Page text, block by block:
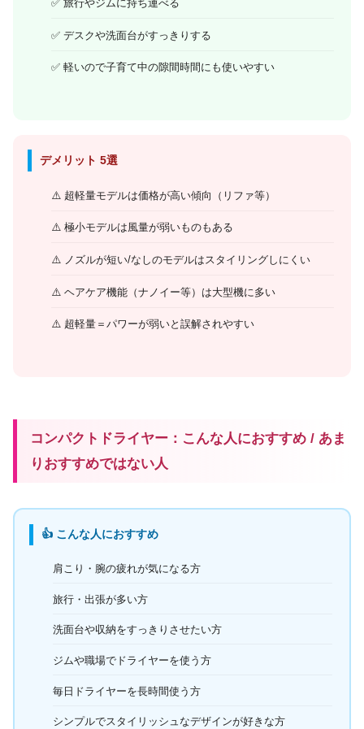
旅行やジムに持ち運べる
デスクや洗面台がすっきりする
軽いので子育て中の隙間時間にも使いやすい
デメリット 5選
超軽量モデルは価格が高い傾向（リファ等）
極小モデルは風量が弱いものもある
ノズルが短い/なしのモデルはスタイリングしにくい
ヘアケア機能（ナノイー等）は大型機に多い
超軽量＝パワーが弱いと誤解されやすい
コンパクトドライヤー：こんな人におすすめ / あま
りおすすめではない人
👍 こんな人におすすめ
肩こり・腕の疲れが気になる方
旅行・出張が多い方
洗面台や収納をすっきりさせたい方
ジムや職場でドライヤーを使う方
毎日ドライヤーを長時間使う方
シンプルでスタイリッシュなデザインが好きな方